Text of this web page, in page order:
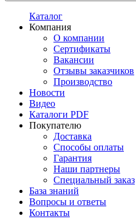
Каталог
Компания
О компании
Сертификаты
Вакансии
Отзывы заказчиков
Производство
Новости
Видео
Каталоги PDF
Покупателю
Доставка
Способы оплаты
Гарантия
Наши партнеры
Специальный заказ
База знаний
Вопросы и ответы
Контакты